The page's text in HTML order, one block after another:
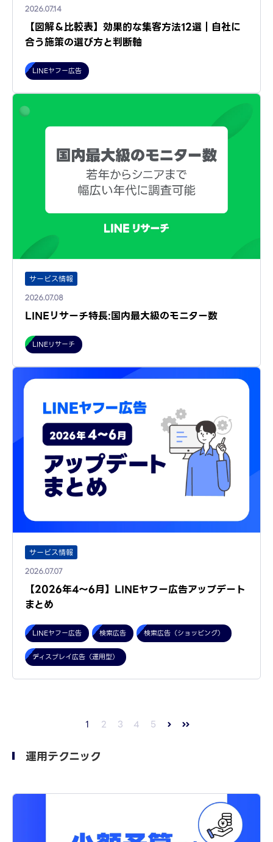
2026.07.14
【図解＆比較表】効果的な集客方法12選｜自社に
合う施策の選び方と判断軸
LINEヤフー広告
サービス情報
2026.07.08
LINEリサーチ特長:国内最大級のモニター数
LINEリサーチ
サービス情報
2026.07.07
【2026年4～6月】LINEヤフー広告アップデート
まとめ
LINEヤフー広告 検索広告 検索広告（ショッピング）
ディスプレイ広告（運用型）
1 2 3 4 5
運用テクニック